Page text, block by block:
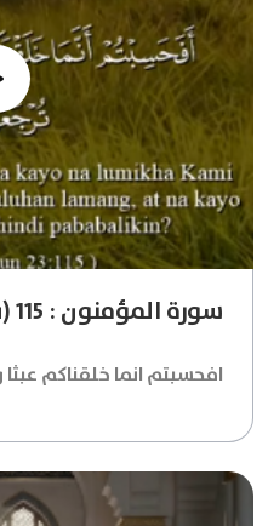
سورة المؤمنون : 115 (باللغة الفلبيني)
افحسبتم انما خلقناكم عبثا